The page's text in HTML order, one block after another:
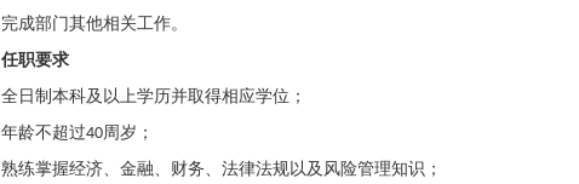
完成部门其他相关工作。
任职要求
全日制本科及以上学历并取得相应学位；
年龄不超过40周岁；
熟练掌握经济、金融、财务、法律法规以及风险管理知识；